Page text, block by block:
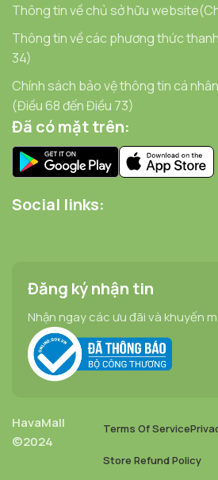
Thông tin về chủ sở hữu
Thông tin về các phương thức
34)
Chính sách bảo vệ thông tin cá
(Điều 68 đến Điều 73)
Đã có mặt trên:
Social links:
Đăng ký nhận tin
Nhận ngay các ưu đãi và khuyến
HavaMall
©2024
Terms Of Service
Store Refund Policy
Xả Bold